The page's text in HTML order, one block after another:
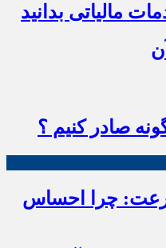
مالیاتی بدانید
صادر کنیم ؟
چرا احساس